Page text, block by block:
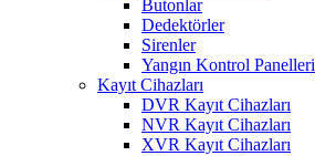
Butonlar
Dedektörler
Sirenler
Yangın Kontrol Panelleri
Kayıt Cihazları
DVR Kayıt Cihazları
NVR Kayıt Cihazları
XVR Kayıt Cihazları